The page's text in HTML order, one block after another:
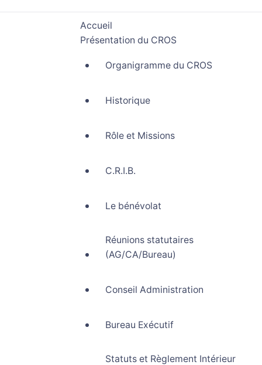
Accueil
Présentation du CROS
Organigramme du CROS
Historique
Rôle et Missions
C.R.I.B.
Le bénévolat
Réunions statutaires
(AG/CA/Bureau)
Conseil Administration
Bureau Exécutif
Statuts et Règlement Intérieur